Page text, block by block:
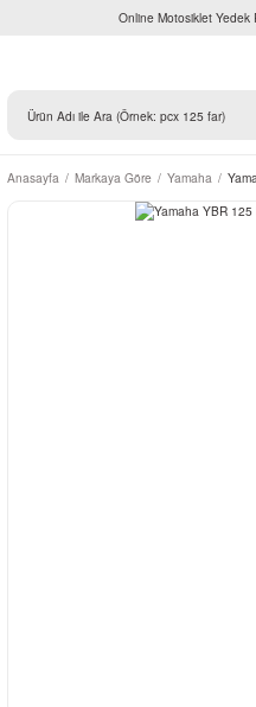
Online Motosiklet Yedek
Anasayfa Markaya Göre Yamaha